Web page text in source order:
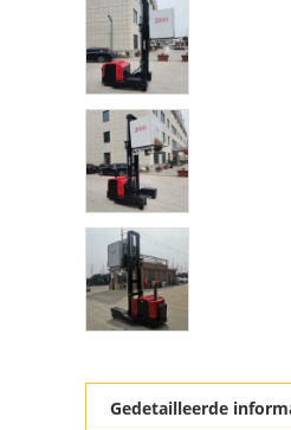
Gedetailleerde